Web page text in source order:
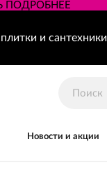
ПОДРОБНЕЕ
и сантехники
Новости и акции